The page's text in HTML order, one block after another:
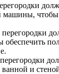
машины,
обеспечить
и